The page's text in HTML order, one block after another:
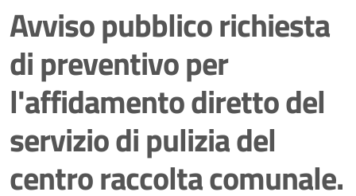
Avviso pubblico richiesta
di preventivo per
l'affidamento diretto del
servizio di pulizia del
centro raccolta comunale.